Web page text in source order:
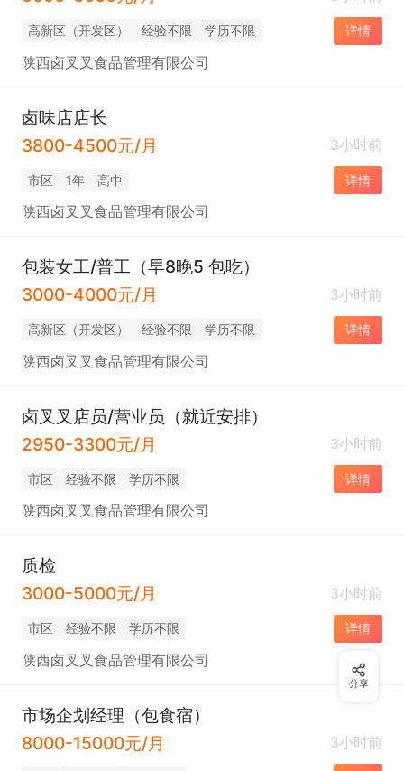
高新区（开发区） 经验不限 学历不限 详情
陕西卤叉叉食品管理有限公司
卤味店店长
3800-4500元/月
3小时前
市区 1年 高中 详情
陕西卤叉叉食品管理有限公司
包装女工/普工（早8晚5 包吃）
3000-4000元/月
3小时前
高新区（开发区） 经验不限 学历不限 详情
陕西卤叉叉食品管理有限公司
卤叉叉店员/营业员（就近安排）
2950-3300元/月
3小时前
市区 经验不限 学历不限 详情
陕西卤叉叉食品管理有限公司
质检
3000-5000元/月
3小时前
市区 经验不限 学历不限 详情
陕西卤叉叉食品管理有限公司
市场企划经理（包食宿）
8000-15000元/月
3小时前
分享